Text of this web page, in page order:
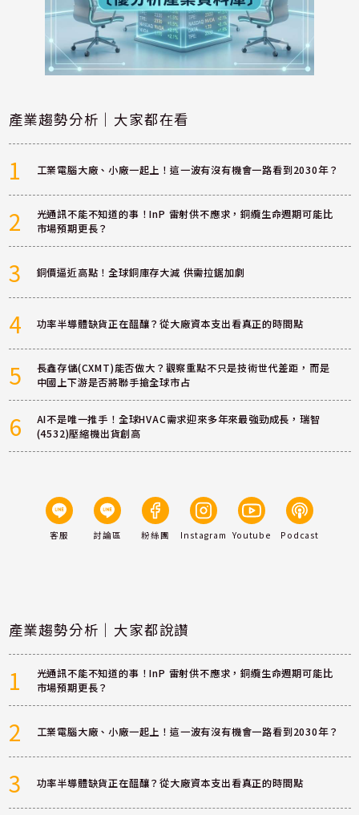
產業趨勢分析｜大家都在看
1 工業電腦大廠、小廠一起上！這一波有沒有機會一路看到2030年？
2
光通訊不能不知道的事！InP 雷射供不應求，銅纜生命週期可能比
市場預期更長？
3 銅價逼近高點！全球銅庫存大減 供需拉鋸加劇
4 功率半導體缺貨正在醞釀？從大廠資本支出看真正的時間點
5
長鑫存儲(CXMT)能否做大？觀察重點不只是技術世代差距，而是
中國上下游是否將聯手搶全球市占
6
AI不是唯一推手！全球HVAC需求迎來多年來最強勁成長，瑞智
(4532)壓縮機出貨創高
客服 討論區 粉絲團 Instagram Youtube Podcast
產業趨勢分析｜大家都說讚
1
光通訊不能不知道的事！InP 雷射供不應求，銅纜生命週期可能比
市場預期更長？
2 工業電腦大廠、小廠一起上！這一波有沒有機會一路看到2030年？
3 功率半導體缺貨正在醞釀？從大廠資本支出看真正的時間點